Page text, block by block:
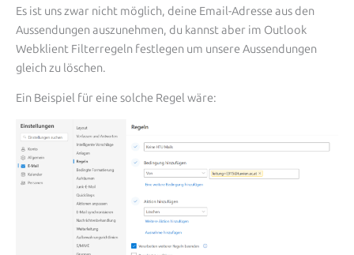
Es ist uns zwar nicht möglich, deine Email-Adresse aus den
Aussendungen auszunehmen, du kannst aber im Outlook
Webklient Filterregeln festlegen um unsere Aussendungen
gleich zu löschen.
Ein Beispiel für eine solche Regel wäre: